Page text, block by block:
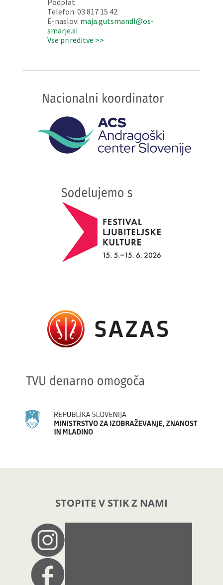
Podplat
Telefon: 03 817 15 42
E-naslov: maja.gutsmandl@os-
smarje.si
Vse prireditve >>
STOPITE V STIK Z NAMI